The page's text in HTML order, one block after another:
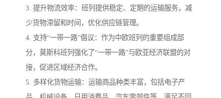
3. 提升物流效率：班列提供稳定、定期的运输服务，减
少货物滞留和时间，优化供应链管理。
4. 支持“一带一路”倡议：作为中欧班列的重要组成部
分，莫斯科班列强化了“一带一路”与欧亚经济联盟的对
接，促进区域经济合作。
5. 多样化货物运输：运输商品种类丰富，包括电子产